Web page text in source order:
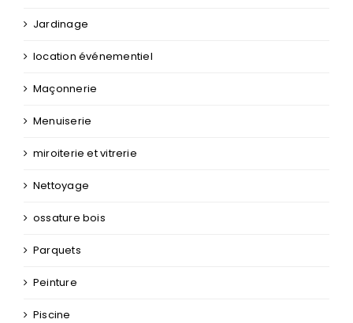
Jardinage
location événementiel
Maçonnerie
Menuiserie
miroiterie et vitrerie
Nettoyage
ossature bois
Parquets
Peinture
Piscine